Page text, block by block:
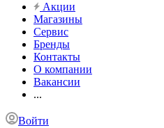
Акции
Магазины
Сервис
Бренды
Контакты
О компании
Вакансии
...
Войти